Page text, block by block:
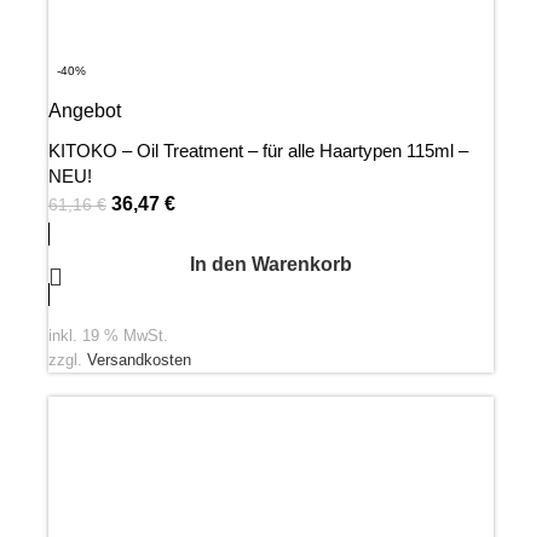
-40%
Angebot
KITOKO – Oil Treatment – für alle Haartypen 115ml –
NEU!
61,16€ 36,47 €
In den Warenkorb
inkl. 19 % MwSt.
zzgl. Versandkosten